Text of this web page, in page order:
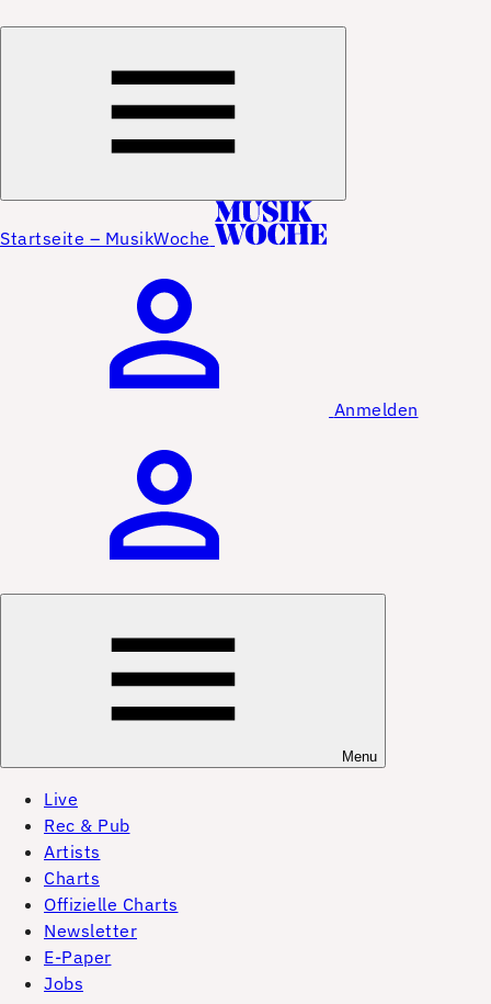
Startseite – MusikWoche
Anmelden
Menu
Live
Rec & Pub
Artists
Charts
Offizielle Charts
Newsletter
E-Paper
Jobs